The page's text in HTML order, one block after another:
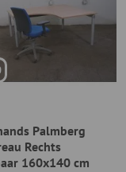
Palmberg
Rechts
160x140 cm